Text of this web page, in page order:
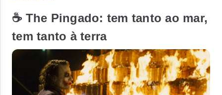
☕ The Pingado: tem tanto ao mar,
tem tanto à terra